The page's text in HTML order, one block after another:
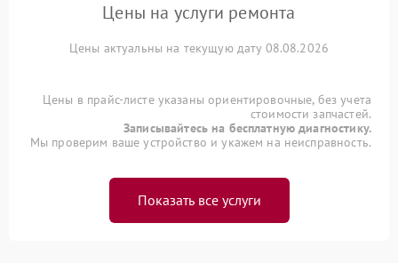
Цены на услуги ремонта
Цены актуальны на текущую дату 08.08.2026
Цены в прайс-листе указаны ориентировочные, без учета
стоимости запчастей.
Записывайтесь на бесплатную диагностику.
Мы проверим ваше устройство и укажем на неисправность.
Показать все услуги